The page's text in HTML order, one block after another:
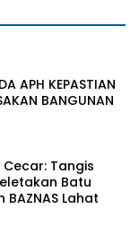
APH KEPASTIAN
BANGUNAN
Tangis
Batu
Lahat